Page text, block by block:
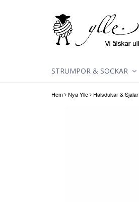
Hem Nya Ylle Halsdukar & Sjalar
STRUMPOR & SOCKAR